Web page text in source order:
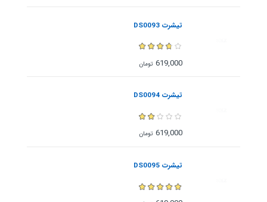
تیشرت DS0093
619,000 تومان
تیشرت DS0094
619,000 تومان
تیشرت DS0095